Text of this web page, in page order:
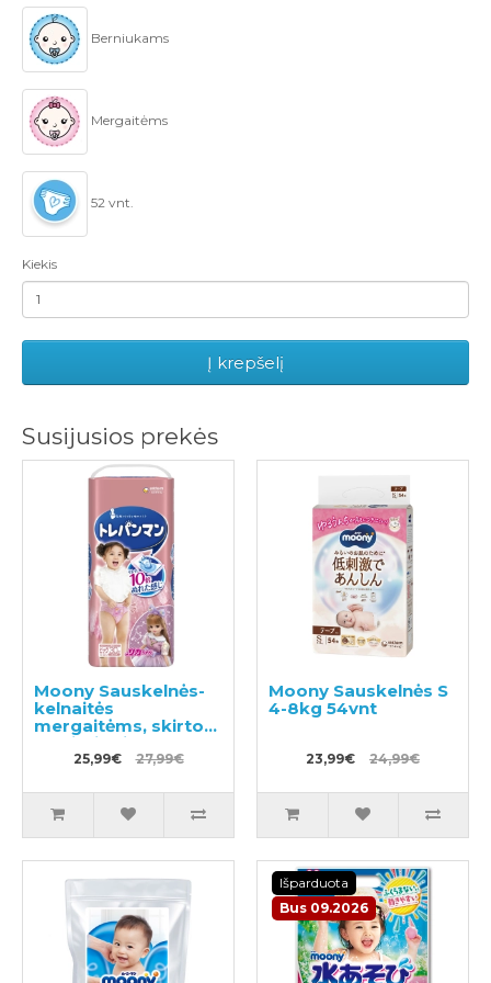
Berniukams
Mergaitėms
52 vnt.
Kiekis
Į krepšelį
Susijusios prekės
Moony Sauskelnės-
kelnaitės
mergaitėms, skirtos
pratinti prie tualeto
BIG 12-22kg 30vnt
25,99€ 27,99€
Moony Sauskelnės S
4-8kg 54vnt
23,99€ 24,99€
Išparduota
Bus 09.2026